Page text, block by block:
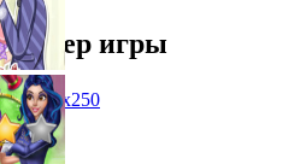
игры
450x250